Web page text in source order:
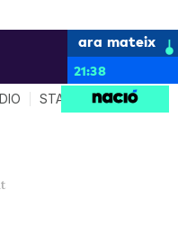
ara mateix
21:38
STAR SYSTEM